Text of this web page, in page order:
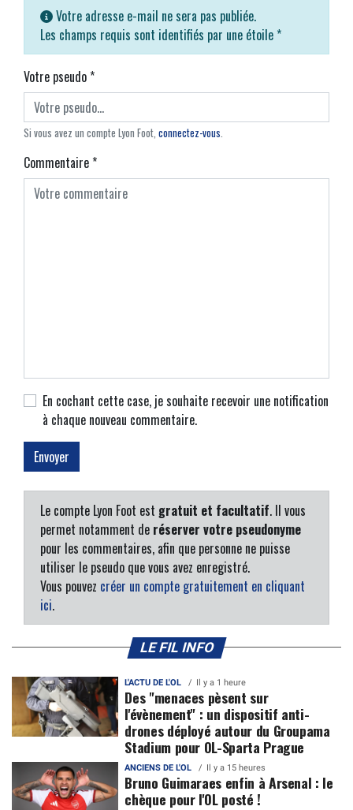
Votre adresse e-mail ne sera pas publiée.
Les champs requis sont identifiés par une étoile *
Votre pseudo*
Si vous avez un compte Lyon Foot, connectez-vous
Commentaire*
En cochant cette case, je souhaite recevoir une notification
à chaque nouveau commentaire.
Le compte Lyon Foot est gratuit et facultatif. Il vous
permet notamment de réserver votre pseudonyme
pour les commentaires, afin que personne ne puisse
utiliser le pseudo que vous avez enregistré.
Vous pouvez créer un compte gratuitement en cliquant
ici.
LE FIL INFO
L'ACTU DE L'OL Il y a 1 heure
Des "menaces pèsent sur
l'évènement" : un dispositif anti-
drones déployé autour du Groupama
Stadium pour OL-Sparta Prague
ANCIENS DE L'OL Il y a 15 heures
Bruno Guimaraes enfin à Arsenal : le
chèque pour l'OL posté !